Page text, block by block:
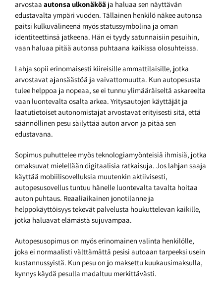
arvostaa autonsa ulkonäköä ja haluaa sen näyttävän
edustavalta ympäri vuoden. Tällainen henkilö näkee autonsa
paitsi kulkuvälineenä myös statussymbolina ja oman
identiteettinsä jatkeena. Hän ei tyydy satunnaisiin pesuihin,
vaan haluaa pitää autonsa puhtaana kaikissa olosuhteissa.
Lahja sopii erinomaisesti kiireisille ammattilaisille, jotka
arvostavat ajansäästöä ja vaivattomuutta. Kun autopesusta
tulee helppoa ja nopeaa, se ei tunnu ylimääräiseltä askareelta
vaan luontevalta osalta arkea. Yritysautojen käyttäjät ja
laatutietoiset autonomistajat arvostavat erityisesti sitä, että
säännöllinen pesu säilyttää auton arvon ja pitää sen
edustavana.
Sopimus puhuttelee myös teknologiamyönteisiä ihmisiä, jotka
omaksuvat mielellään digitaalisia ratkaisuja. Jos lahjan saaja
käyttää mobiilisovelluksia muutenkin aktiivisesti,
autopesusovellus tuntuu hänelle luontevalta tavalta hoitaa
auton puhtaus. Reaaliaikainen jonotilanne ja
helppokäyttöisyys tekevät palvelusta houkuttelevan kaikille,
jotka haluavat elämästä sujuvampaa.
Autopesusopimus on myös erinomainen valinta henkilölle,
joka ei normaalisti välttämättä pesisi autoaan tarpeeksi usein
kustannussyistä. Kun pesu on jo maksettu kuukausimaksulla,
kynnys käydä pesulla madaltuu merkittävästi.